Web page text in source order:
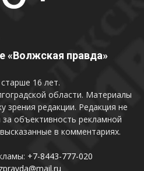
«Волжская правда»
16 лет.
области. Материалы
зрения редакции. Редакция не
объективность рекламной
в комментариях.
+7-8443-777-020